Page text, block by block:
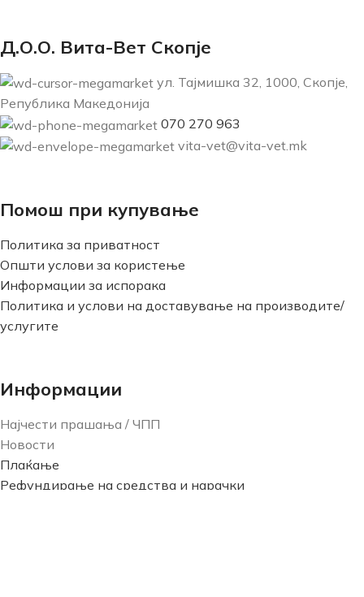
Д.О.О. Вита-Вет Скопје
ул. Тајмишка 32, 1000, Скопје,
Република Македонија
070 270 963
vita-vet@vita-vet.mk
Помош при купување
Политика за приватност
Општи услови за користење
Информации за испорака
Политика и услови на доставување на производите/
услугите
Информации
Најчести прашања / ЧПП
Новости
Плаќање
Рефундирање на средства и нарачки